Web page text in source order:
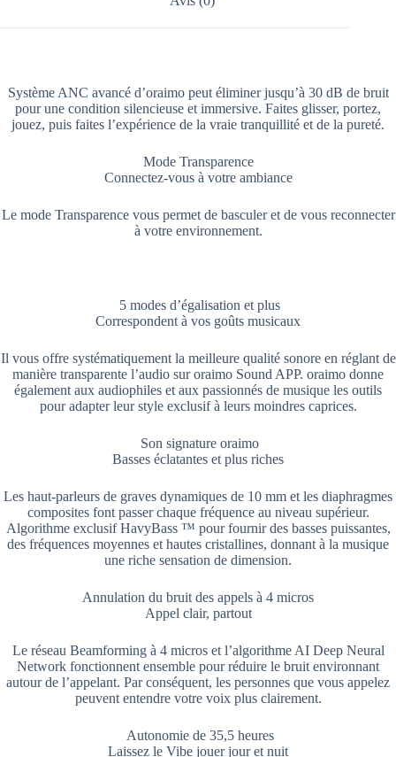
Système ANC avancé d’oraimo peut éliminer jusqu’à 30 dB de bruit
pour une condition silencieuse et immersive. Faites glisser, portez,
jouez, puis faites l’expérience de la vraie tranquillité et de la pureté.
Mode Transparence
Connectez-vous à votre ambiance
Le mode Transparence vous permet de basculer et de vous reconnecter
à votre environnement.
5 modes d’égalisation et plus
Correspondent à vos goûts musicaux
Il vous offre systématiquement la meilleure qualité sonore en réglant de
manière transparente l’audio sur oraimo Sound APP. oraimo donne
également aux audiophiles et aux passionnés de musique les outils
pour adapter leur style exclusif à leurs moindres caprices.
Son signature oraimo
Basses éclatantes et plus riches
Les haut-parleurs de graves dynamiques de 10 mm et les diaphragmes
composites font passer chaque fréquence au niveau supérieur.
Algorithme exclusif HavyBass ™ pour fournir des basses puissantes,
des fréquences moyennes et hautes cristallines, donnant à la musique
une riche sensation de dimension.
Annulation du bruit des appels à 4 micros
Appel clair, partout
Le réseau Beamforming à 4 micros et l’algorithme AI Deep Neural
Network fonctionnent ensemble pour réduire le bruit environnant
autour de l’appelant. Par conséquent, les personnes que vous appelez
peuvent entendre votre voix plus clairement.
Autonomie de 35,5 heures
Laissez le Vibe jouer jour et nuit